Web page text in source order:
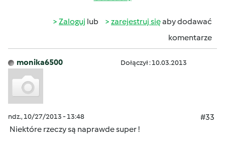
Zaloguj lub zarejestruj sięaby dodawać
komentarze
monika6500 Dołączył : 10.03.2013
ndz., 10/27/2013 - 13:48
#33
Niektóre rzeczy są naprawde super !